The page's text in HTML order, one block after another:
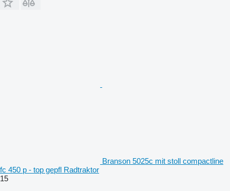
Branson 5025c mit stoll compactline
fc 450 p - top gepfl Radtraktor
15